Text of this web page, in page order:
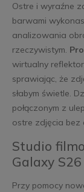
Ostre i wyraźne
barwami
analizowania
rzeczywistym.
wirtualny
sprawiając, że
słabym świetle.
połączonym z
ostre zdjęcia bez
Studio
Galaxy
Przy pomocy